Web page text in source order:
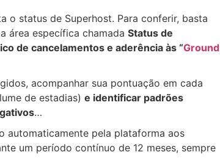
o status de Superhost. Para conferir, basta
área específica chamada Status de
de cancelamentos e aderência às “Ground
acompanhar sua pontuação em cada
de estadias) e identificar padrões
…
automaticamente pela plataforma aos
um período contínuo de 12 meses, sempre